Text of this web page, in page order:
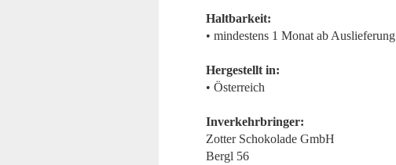
Haltbarkeit:
• mindestens 1 Monat ab Auslieferung
Hergestellt in:
• Österreich
Inverkehrbringer:
Zotter Schokolade GmbH
Bergl 56